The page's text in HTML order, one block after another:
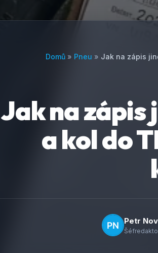
Domů » Pneu » Jak na zápis
Jak na zápis
a kol do
Petr